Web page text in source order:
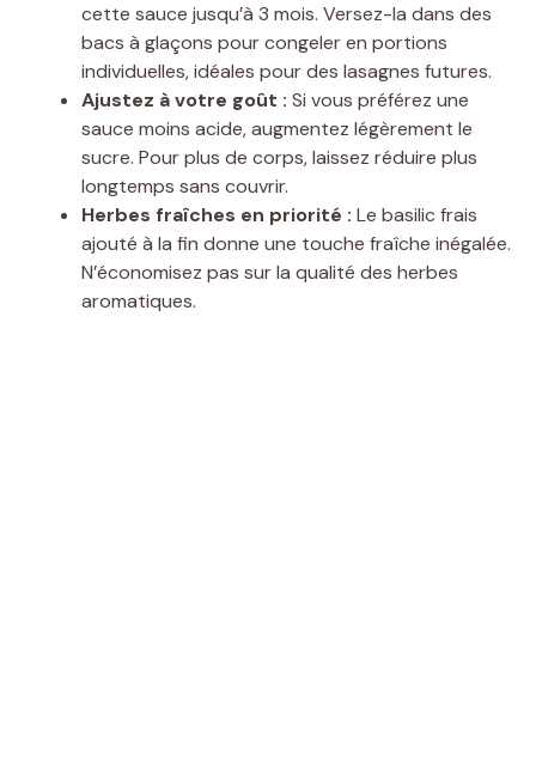
cette sauce jusqu’à 3 mois. Versez-la dans des
bacs à glaçons pour congeler en portions
individuelles, idéales pour des lasagnes futures.
Ajustez à votre goût : Si vous préférez une
sauce moins acide, augmentez légèrement le
sucre. Pour plus de corps, laissez réduire plus
longtemps sans couvrir.
Herbes fraîches en priorité : Le basilic frais
ajouté à la fin donne une touche fraîche inégalée.
N’économisez pas sur la qualité des herbes
aromatiques.